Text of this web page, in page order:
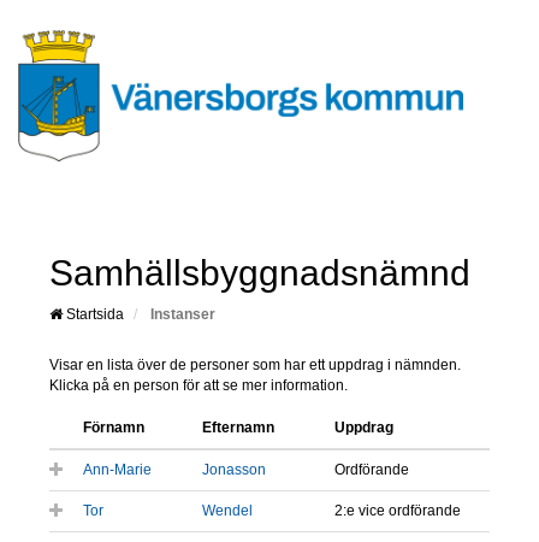
Samhällsbyggnadsnämnd
Startsida Instanser
Visar en lista över de personer som har ett uppdrag i nämnden.
Klicka på en person för att se mer information.
Förnamn Efternamn Uppdrag
Ann-Marie Jonasson Ordförande
Tor Wendel 2:e vice ordförande